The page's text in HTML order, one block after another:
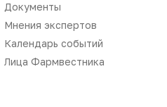
Реклама в газете
Реклама на сайте
Контакты
Документы
Мнения экспертов
Календарь событий
Лица Фармвестника